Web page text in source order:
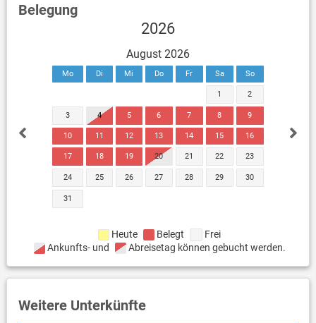
Belegung
2026
August 2026
Mo Di Mi Do Fr Sa So
1 2
3 4 5 6 7 8 9
10 11 12 13 14 15 16
17 18 19 20 21 22 23
24 25 26 27 28 29 30
31
Heute Belegt
Frei
Ankunfts- und
Abreisetag können gebucht werden.
Weitere Unterkünfte